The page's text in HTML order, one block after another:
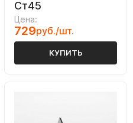
Ст45
Цена:
729руб./шт.
КУПИТЬ